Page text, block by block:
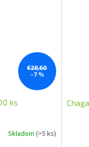
€28,60
–7 %
ks
Skladom (>5 ks)